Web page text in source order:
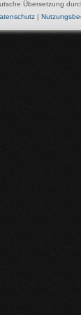
Übersetzung
|